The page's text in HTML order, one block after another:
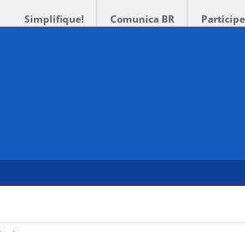
Simplifique! Comunica BR Participe